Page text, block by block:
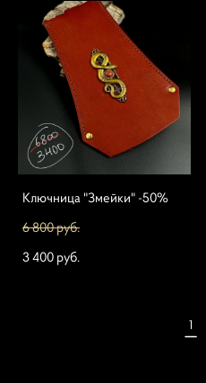
Ключница "Змейки" -50%
6 800 pуб.
3 400 pуб.
1